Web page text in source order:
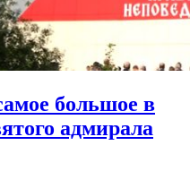
большое в
адмирала